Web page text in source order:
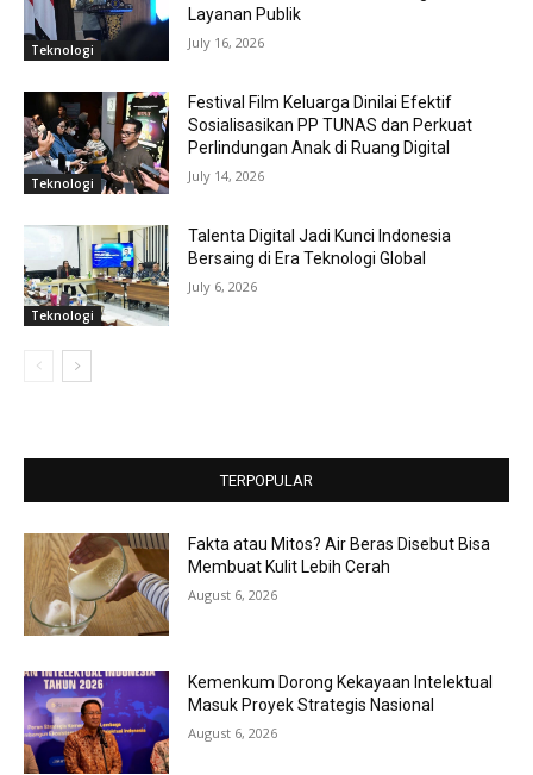
Teknologi
Layanan Publik
July 16, 2026
Teknologi
Festival Film Keluarga Dinilai Efektif
Sosialisasikan PP TUNAS dan Perkuat
Perlindungan Anak di Ruang Digital
July 14, 2026
Teknologi
Talenta Digital Jadi Kunci Indonesia
Bersaing di Era Teknologi Global
July 6, 2026
TERPOPULAR
Fakta atau Mitos? Air Beras Disebut Bisa
Membuat Kulit Lebih Cerah
August 6, 2026
Kemenkum Dorong Kekayaan Intelektual
Masuk Proyek Strategis Nasional
August 6, 2026